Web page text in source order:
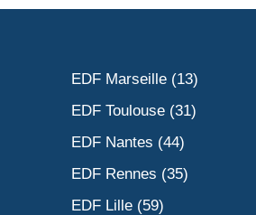
EDF Marseille (13)
EDF Toulouse (31)
EDF Nantes (44)
EDF Rennes (35)
EDF Lille (59)